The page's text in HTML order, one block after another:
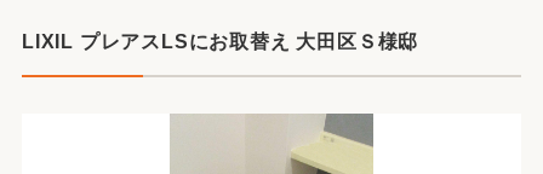
LIXIL プレアスLSにお取替え 大田区Ｓ様邸